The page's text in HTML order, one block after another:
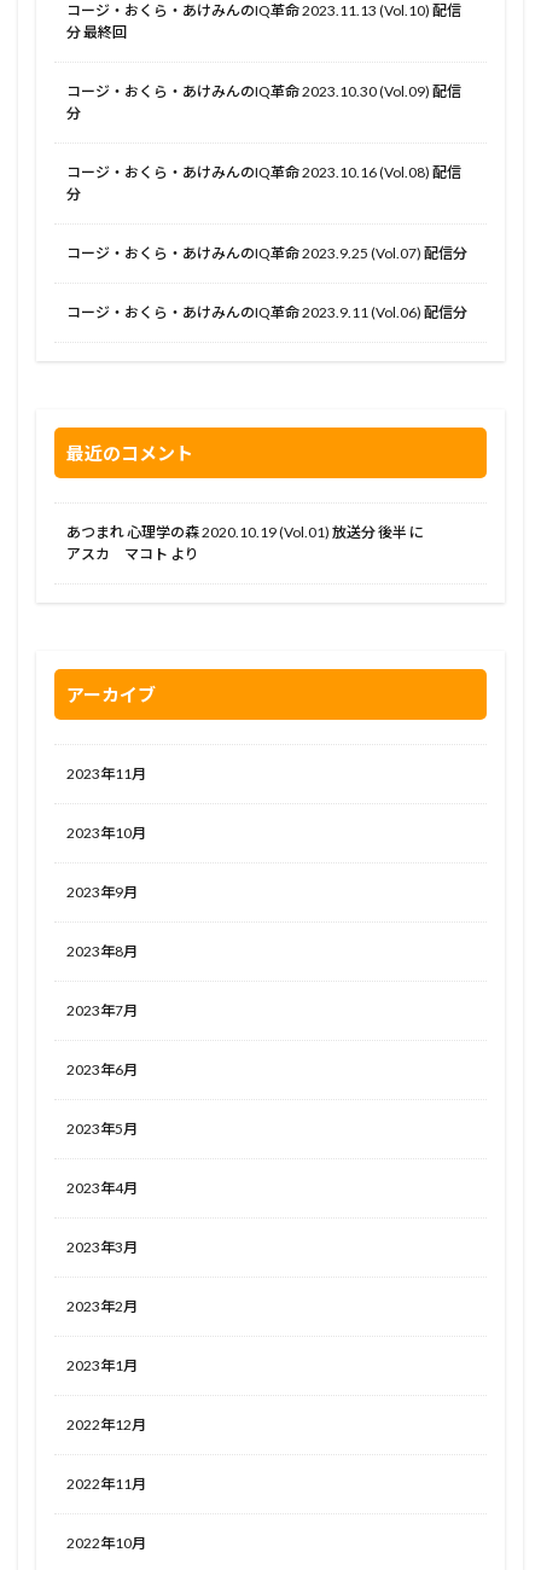
コージ・おくら・あけみんのIQ革命 2023.11.13 (Vol.10) 配信
分 最終回
コージ・おくら・あけみんのIQ革命 2023.10.30 (Vol.09) 配信
分
コージ・おくら・あけみんのIQ革命 2023.10.16 (Vol.08) 配信
分
コージ・おくら・あけみんのIQ革命 2023.9.25 (Vol.07) 配信分
コージ・おくら・あけみんのIQ革命 2023.9.11 (Vol.06) 配信分
最近のコメント
あつまれ 心理学の森 2020.10.19 (Vol.01) 放送分 後半 に
アスカ マコト より
アーカイブ
2023年11月
2023年10月
2023年9月
2023年8月
2023年7月
2023年6月
2023年5月
2023年4月
2023年3月
2023年2月
2023年1月
2022年12月
2022年11月
2022年10月